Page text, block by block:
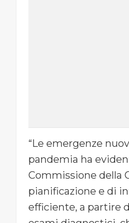
“Le emergenze
pandemia ha
Commissione della
pianificazione e di
efficiente, a partire